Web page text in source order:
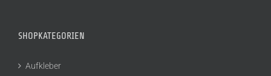
SHOPKATEGORIEN
Aufkleber